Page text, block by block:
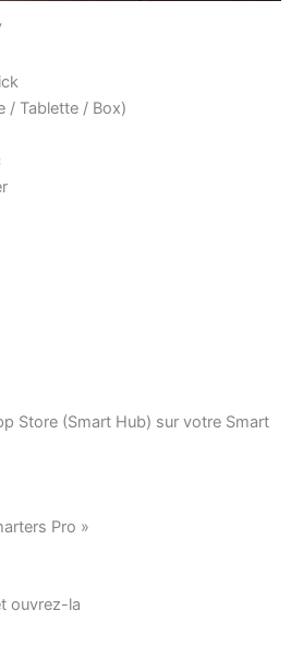
/ Tablette / Box)
Store (Smart Hub) sur votre Smart
Pro »
ouvrez-la